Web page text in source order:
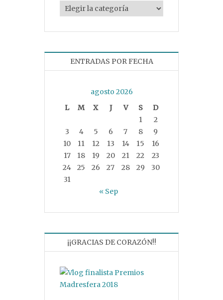
Categorías
ENTRADAS POR FECHA
agosto 2026
L
M X J V S
D
1
2
3
4 5 6 7 8
9
10
11 12 13 14 15
16
17
18 19 20 21 22
23
24
25 26 27 28 29
30
31
« Sep
¡¡GRACIAS DE CORAZÓN!!